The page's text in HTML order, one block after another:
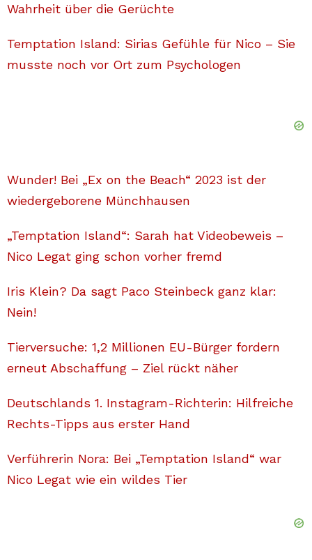
Wahrheit über die Gerüchte
Temptation Island: Sirias Gefühle für Nico – Sie
musste noch vor Ort zum Psychologen
Wunder! Bei „Ex on the Beach“ 2023 ist der
wiedergeborene Münchhausen
„Temptation Island“: Sarah hat Videobeweis –
Nico Legat ging schon vorher fremd
Iris Klein? Da sagt Paco Steinbeck ganz klar:
Nein!
Tierversuche: 1,2 Millionen EU-Bürger fordern
erneut Abschaffung – Ziel rückt näher
Deutschlands 1. Instagram-Richterin: Hilfreiche
Rechts-Tipps aus erster Hand
Verführerin Nora: Bei „Temptation Island“ war
Nico Legat wie ein wildes Tier